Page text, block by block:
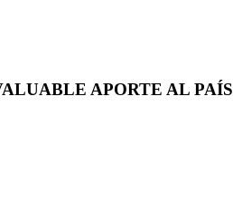
APORTE AL PAÍS